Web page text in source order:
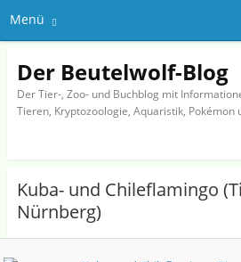
Menü
Der Beutelwolf-Blog
Der Tier-, Zoo- und Buchblog mit
Tieren, Kryptozoologie, Aquaristik, Pokémon
Kuba- und Chileflamingo
Nürnberg)